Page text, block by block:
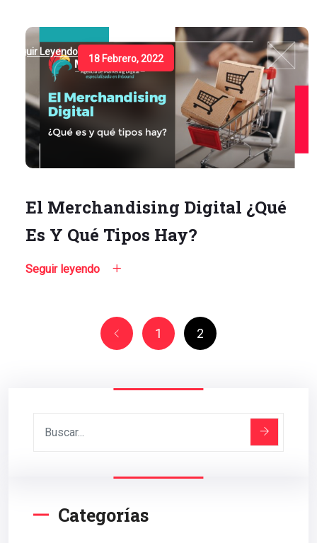
Seguir Leyendo
18 Febrero, 2022
El Merchandising Digital ¿Qué
Es Y Qué Tipos Hay?
Seguir leyendo
1 2
Categorías